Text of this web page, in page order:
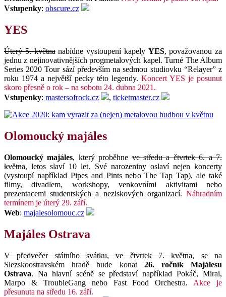
Vstupenky: obscure.cz
YES
Úterý 5. květnanabídne vystoupení kapely YES, považovanou za
jednu z nejinovativnějších progmetalových kapel. Turné The Album
Series 2020 Tour sází především na sedmou studiovku “Relayer” z
roku 1974 a největší pecky této legendy. Koncert YES je posunut
skoro přesně o rok – na sobotu 24. dubna 2021.
Vstupenky: mastersofrock.cz , ticketmaster.cz
Olomoucký majáles
Olomoucký majáles, který proběhneve středu a čtvrtek 6. a 7.
května, letos slaví 10 let. Své narozeniny oslaví nejen koncerty
(vystoupí například Pipes and Pints nebo The Tap Tap), ale také
filmy, divadlem, workshopy, venkovními aktivitami nebo
prezentacemi studentských a neziskových organizací. Náhradním
termínem je úterý 29. září.
Web: majalesolomouc.cz
Majáles Ostrava
V předvečer státního svátku, ve čtvrtek 7. května, se na
Slezskoostravském hradě bude konat 26. ročník Majálesu
Ostrava. Na hlavní scéně se představí například Pokáč, Mirai,
Marpo & TroubleGang nebo Fast Food Orchestra. Akce je
přesunuta na středu 16. září.